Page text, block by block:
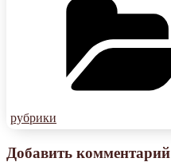
рубрики
Добавить комментарий